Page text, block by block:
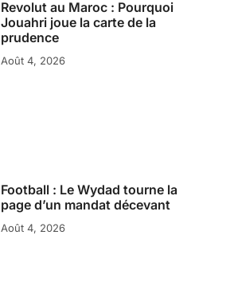
Revolut au Maroc : Pourquoi
Jouahri joue la carte de la
prudence
Août 4, 2026
Football : Le Wydad tourne la
page d’un mandat décevant
Août 4, 2026